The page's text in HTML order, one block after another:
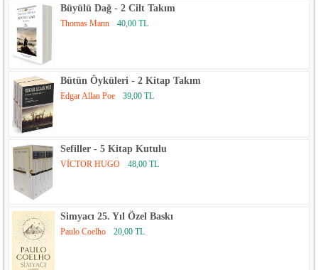
Büyülü Dağ - 2 Cilt Takım
Thomas Mann 40,00 TL
Bütün Öyküleri - 2 Kitap Takım
Edgar Allan Poe 39,00 TL
Sefiller - 5 Kitap Kutulu
VİCTOR HUGO 48,00 TL
Simyacı 25. Yıl Özel Baskı
Paulo Coelho 20,00 TL